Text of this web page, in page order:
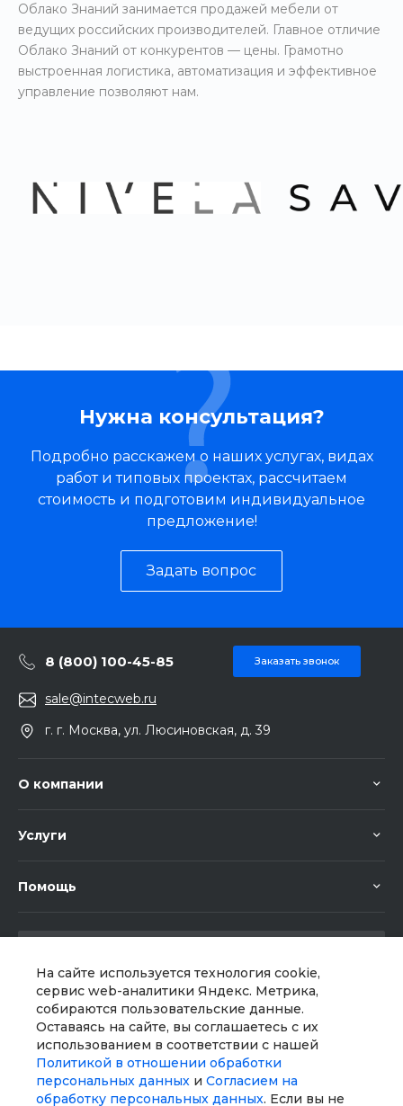
На сайте используется технология cookie,
сервис web-аналитики Яндекс. Метрика,
собираются пользовательские данные.
Оставаясь на сайте, вы соглашаетесь с их
использованием в соответствии с нашей
Политикой в отношении обработки
персональных данных и Согласием на
обработку персональных данных. Если вы не
Облако Знаний занимается продажей мебели от
ведущих российских производителей. Главное отличие
Облако Знаний от конкурентов — цены. Грамотно
выстроенная логистика, автоматизация и эффективное
управление позволяют нам.
Нужна консультация?
Подробно расскажем о наших услугах, видах
работ и типовых проектах, рассчитаем
стоимость и подготовим индивидуальное
предложение!
Задать вопрос
8 (800) 100-45-85 Заказать звонок
sale@intecweb.ru
г. г. Москва, ул. Люсиновская, д. 39
О компании
Услуги
Помощь
Мы в соц. сетях